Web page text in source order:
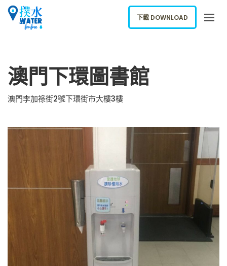
下載應用
ENGLISH
下載 DOWNLOAD
澳門下環圖書館
澳門李加祿街2號下環街市大樓3樓
下載 DOWNLOAD